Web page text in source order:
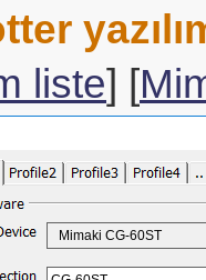
liste] [
Mimaki CG-60ST